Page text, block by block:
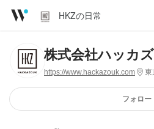
HKZの日常
株式会社ハッカ
https://www.hackazouk.com 東
フォロー